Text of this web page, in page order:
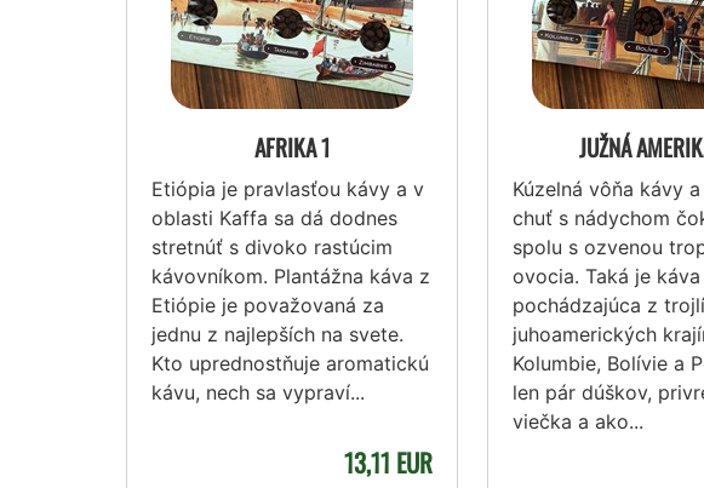
AFRIKA 1
Etiópia je pravlasťou kávy a v
oblasti Kaffa sa dá dodnes
stretnúť s divoko rastúcim
kávovníkom. Plantážna káva z
Etiópie je považovaná za
jednu z najlepších na svete.
Kto uprednostňuje aromatickú
kávu, nech sa vypraví...
13,11 EUR
JUŽNÁ
Kúzelná vôňa kávy
chuť s nádychom
spolu s ozvenou
ovocia. Taká je káva
pochádzajúca z
juhoamerických
Kolumbie, Bolívie a
len pár dúškov,
viečka a ako...